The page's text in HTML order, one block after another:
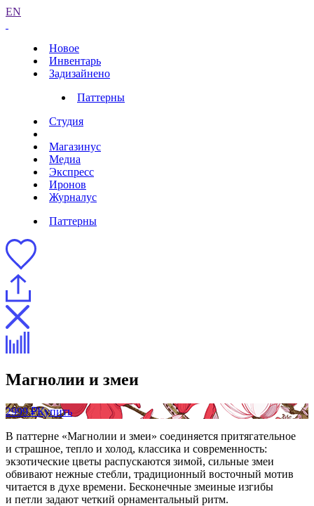
EN
Новое
Инвентарь
Задизайнено
Паттерны
Студия
Магазинус
Медиа
Экспресс
Иронов
Журналус
Паттерны
Магнолии и змеи
2999 ₽Купить
В паттерне «Магнолии и змеи» соединяется притягательное
и страшное, тепло и холод, классика и современность:
экзотические цветы распускаются зимой, сильные змеи
обвивают нежные стебли, традиционный восточный мотив
читается в духе времени. Бесконечные змеиные изгибы
и петли задают четкий орнаментальный ритм.